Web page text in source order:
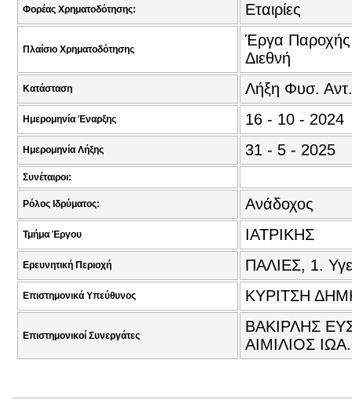
Φορέας Χρηματοδότησης: Εταιρίες
Πλαίσιο Χρηματοδότησης
Έργα
Διεθνή
Κατάσταση Λήξη Φυσ. Αντ.
Ημερομηνία Έναρξης 16 - 10 - 2024
Ημερομηνία Λήξης 31 - 5 - 2025
Συνέταιροι:
Ρόλος Ιδρύματος: Ανάδοχος
Τμήμα Έργου ΙΑΤΡΙΚΗΣ
Ερευνητική Περιοχή ΠΑΛΙΕΣ, 1.
Επιστημονικά Υπεύθυνος ΚΥΡΙΤΣΗ
Επιστημονικοί Συνεργάτες
ΒΑΚΙΡΛΗΣ
ΑΙΜΙΛΙΟΣ